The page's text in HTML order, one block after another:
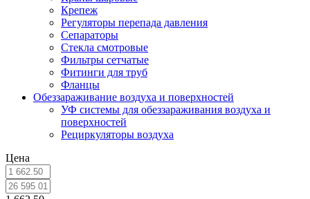
Крепеж
Регуляторы перепада давления
Сепараторы
Стекла смотровые
Фильтры сетчатые
Фитинги для труб
Фланцы
Обеззараживание воздуха и поверхностей
УФ системы для обеззараживания воздуха и
поверхностей
Рециркуляторы воздуха
Цена